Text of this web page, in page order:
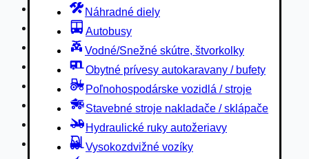
Náhradné diely
Autobusy
Vodné/Snežné skútre, štvorkolky
Obytné prívesy autokaravany / bufety
Poľnohospodárske vozidlá / stroje
Stavebné stroje nakladače / sklápače
Hydraulické ruky autožeriavy
Vysokozdvižné vozíky
Obytné prívesy autokaravany / bufety
Poľnohospodárske vozidlá / stroje
Stavebné stroje nakladače / sklápače
Hydraulické ruky autožeriavy
Vysokozdvižné vozíky
Špeciály/nosiče kontajnerov
Návesy/prívesy nadstavby
Privesné vozíky